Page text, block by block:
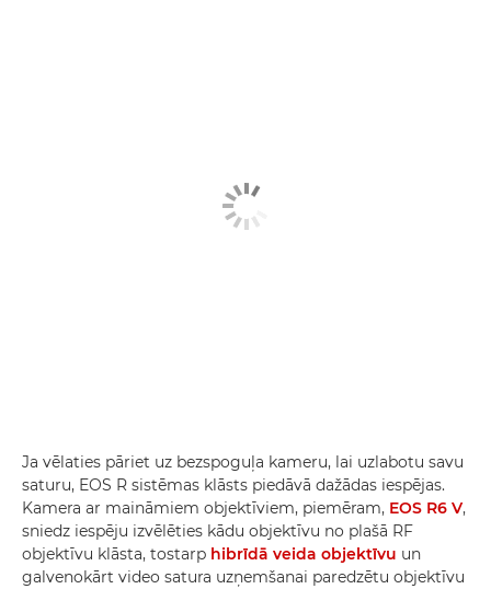
Ja vēlaties pāriet uz bezspoguļa kameru, lai uzlabotu savu
saturu, EOS R sistēmas klāsts piedāvā dažādas iespējas.
Kamera ar maināmiem objektīviem, piemēram, EOS R6 V,
sniedz iespēju izvēlēties kādu objektīvu no plašā RF
objektīvu klāsta, tostarp hibrīdā veida objektīvu un
galvenokārt video satura uzņemšanai paredzētu objektīvu